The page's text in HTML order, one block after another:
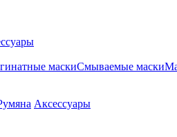
маскиСмываемые маски
Аксессуары